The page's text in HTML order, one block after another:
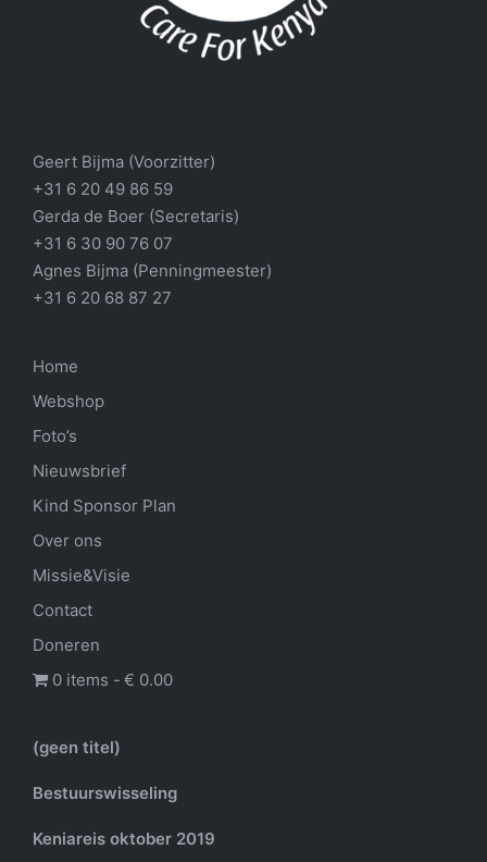
Geert Bijma (Voorzitter)
+31 6 20 49 86 59
Gerda de Boer (Secretaris)
+31 6 30 90 76 07
Agnes Bijma (Penningmeester)
+31 6 20 68 87 27
Home
Webshop
Foto’s
Nieuwsbrief
Kind Sponsor Plan
Over ons
Missie&Visie
Contact
Doneren
0 items
€ 0.00
(geen titel)
Bestuurswisseling
Keniareis oktober 2019